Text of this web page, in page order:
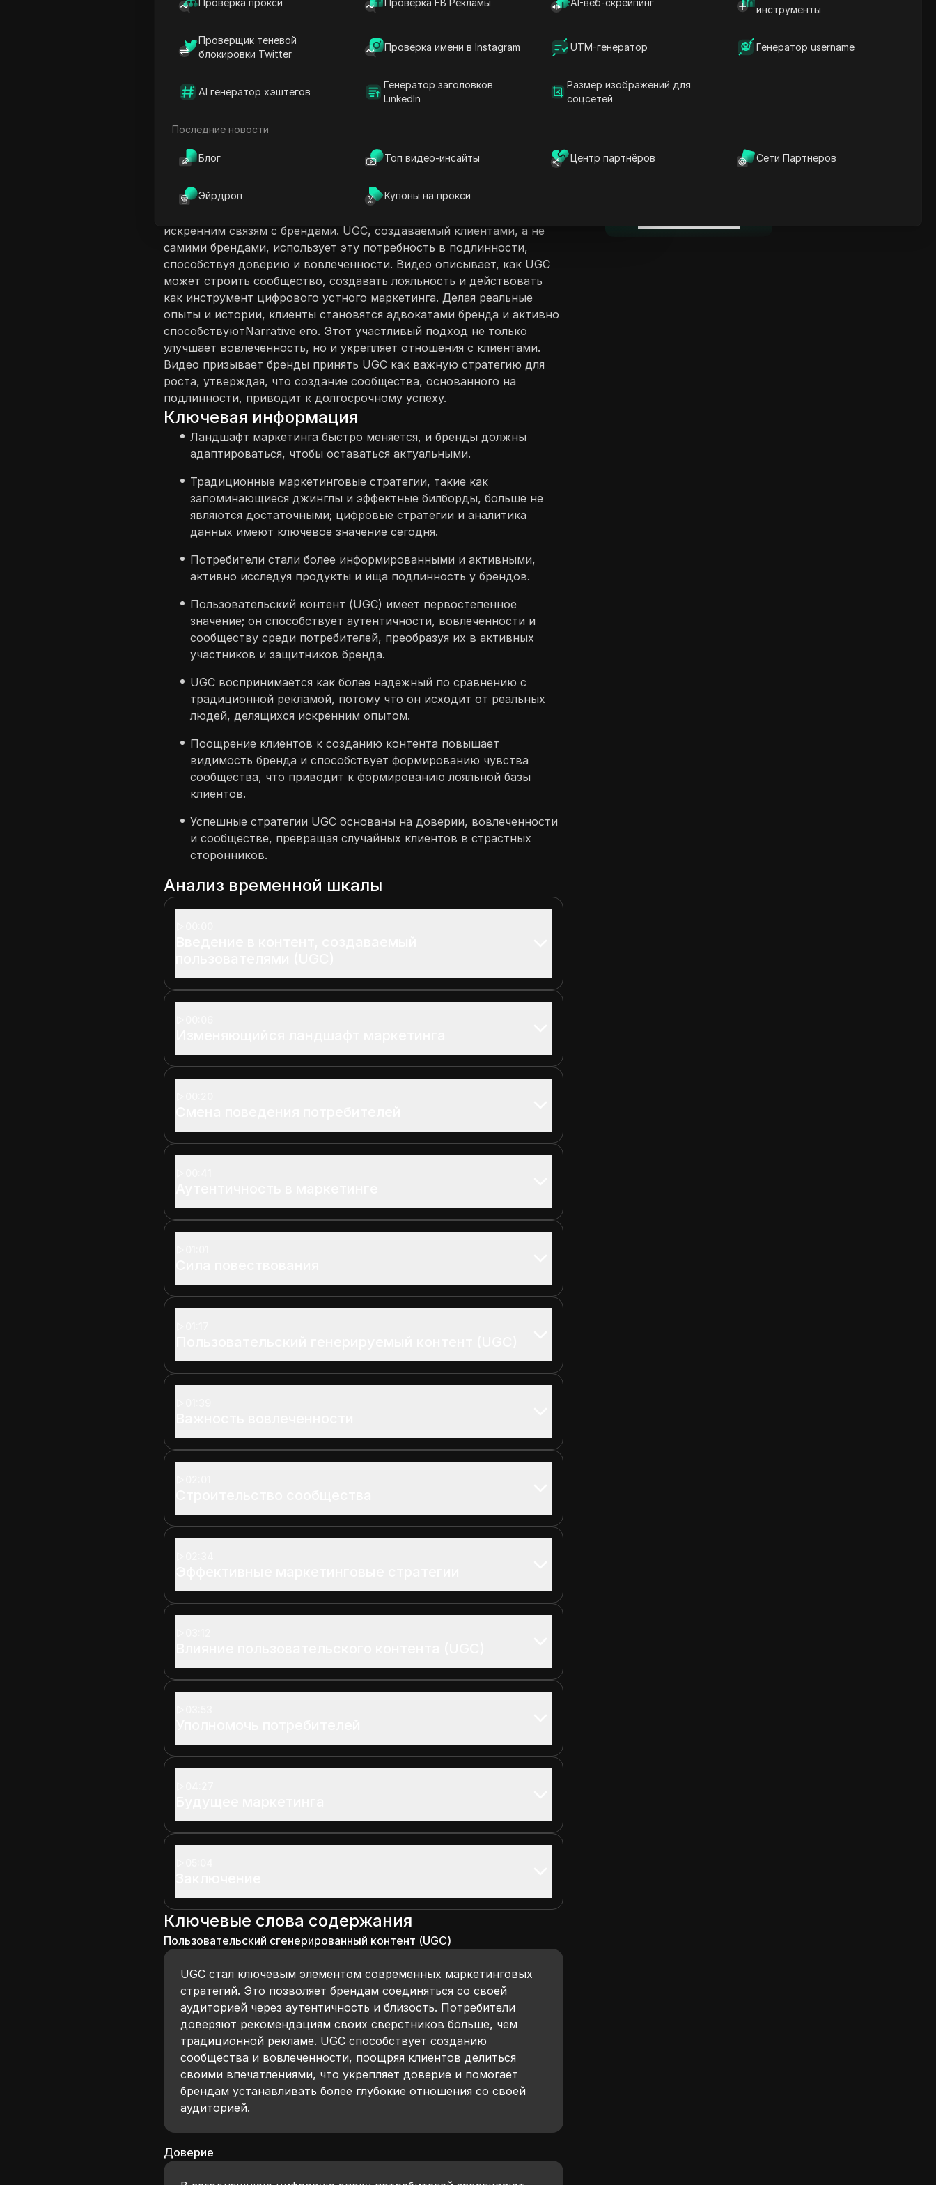
Проверка прокси Проверка FB Рекламы AI-веб-скрейпинг
инструменты
Проверщик теневой
блокировки Twitter
Проверка имени в Instagram UTM-генератор Генератор username
AI генератор хэштегов
Генератор заголовков
LinkedIn
Размер изображений для
соцсетей
Последние новости
Блог Топ видео-инсайты Центр партнёров Сети Партнеров
Эйрдроп Купоны на прокси
Задайте вопросы об этой странице
Видео подчеркивает эволюцию маркетинга, акцентируя внимание
на важности контента, создаваемого пользователями (UGC), в
сегодняшнем цифровом ландшафте. Поскольку маркетинговые
стратегиям, подлинность и вовлеченность стали первостепенными.
искренним связям с брендами. UGC, создаваемый клиентами, а не
самими брендами, использует эту потребность в подлинности,
способствуя доверию и вовлеченности. Видео описывает, как UGC
может строить сообщество, создавать лояльность и действовать
как инструмент цифрового устного маркетинга. Делая реальные
опыты и истории, клиенты становятся адвокатами бренда и активно
способствуютNarrative его. Этот участливый подход не только
улучшает вовлеченность, но и укрепляет отношения с клиентами.
Видео призывает бренды принять UGC как важную стратегию для
роста, утверждая, что создание сообщества, основанного на
подлинности, приводит к долгосрочному успеху.
Ключевая информация
Ландшафт маркетинга быстро меняется, и бренды должны
адаптироваться, чтобы оставаться актуальными.
Традиционные маркетинговые стратегии, такие как
запоминающиеся джинглы и эффектные билборды, больше не
являются достаточными; цифровые стратегии и аналитика
данных имеют ключевое значение сегодня.
Потребители стали более информированными и активными,
активно исследуя продукты и ища подлинность у брендов.
Пользовательский контент (UGC) имеет первостепенное
значение; он способствует аутентичности, вовлеченности и
сообществу среди потребителей, преобразуя их в активных
участников и защитников бренда.
UGC воспринимается как более надежный по сравнению с
традиционной рекламой, потому что он исходит от реальных
людей, делящихся искренним опытом.
Поощрение клиентов к созданию контента повышает
видимость бренда и способствует формированию чувства
сообщества, что приводит к формированию лояльной базы
клиентов.
Успешные стратегии UGC основаны на доверии, вовлеченности
и сообществе, превращая случайных клиентов в страстных
сторонников.
Анализ временной шкалы
Ключевые слова содержания
Пользовательский сгенерированный контент (UGC)
UGC стал ключевым элементом современных маркетинговых
стратегий. Это позволяет брендам соединяться со своей
аудиторией через аутентичность и близость. Потребители
доверяют рекомендациям своих сверстников больше, чем
традиционной рекламе. UGC способствует созданию
сообщества и вовлеченности, поощряя клиентов делиться
своими впечатлениями, что укрепляет доверие и помогает
брендам устанавливать более глубокие отношения со своей
аудиторией.
Доверие
Ключевая информация
Ключевые слова
Связанные вопросы и
ответы
DICloak антидетект браузер